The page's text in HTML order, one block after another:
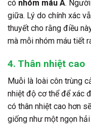
có nhóm máu A.
giữa. Lý do chính xác
thuyết cho rằng điều
mà mỗi nhóm máu tiết
4. Thân nhiệt cao
Muỗi là loài côn trùng
nhiệt độ cơ thể để xác
có thân nhiệt cao hơn
giống như một ngọn